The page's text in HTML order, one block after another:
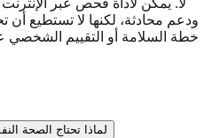
ودعم محادثة، لكنها لا تستطيع
خطة السلامة أو التقييم الشخصي
لماذا تحتاج الصحة